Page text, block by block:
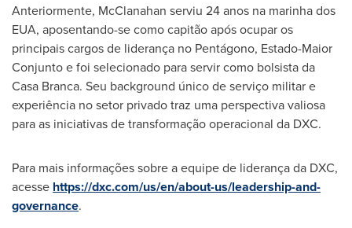
Anteriormente, McClanahan serviu 24 anos na marinha dos
EUA, aposentando-se como capitão após ocupar os
principais cargos de liderança no Pentágono, Estado-Maior
Conjunto e foi selecionado para servir como bolsista da
Casa Branca. Seu background único de serviço militar e
experiência no setor privado traz uma perspectiva valiosa
para as iniciativas de transformação operacional da DXC.
Para mais informações sobre a equipe de liderança da DXC,
acesse https://dxc.com/us/en/about-us/leadership-and-
governance.